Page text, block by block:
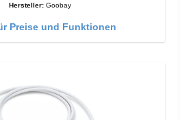
Hersteller: Goobay
Preise und Funktionen